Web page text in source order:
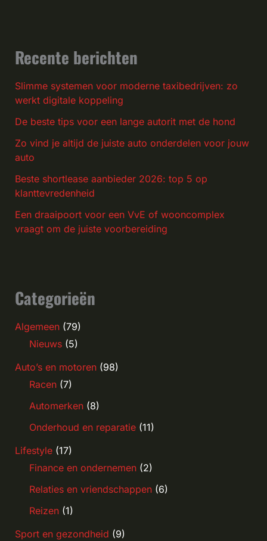
Recente berichten
Slimme systemen voor moderne taxibedrijven: zo
werkt digitale koppeling
De beste tips voor een lange autorit met de hond
Zo vind je altijd de juiste auto onderdelen voor jouw
auto
Beste shortlease aanbieder 2026: top 5 op
klanttevredenheid
Een draaipoort voor een VvE of wooncomplex
vraagt om de juiste voorbereiding
Categorieën
Algemeen(79)
Nieuws(5)
Auto’s en motoren(98)
Racen(7)
Automerken(8)
Onderhoud en reparatie(11)
Lifestyle(17)
Finance en ondernemen(2)
Relaties en vriendschappen(6)
Reizen(1)
Sport en gezondheid (9)